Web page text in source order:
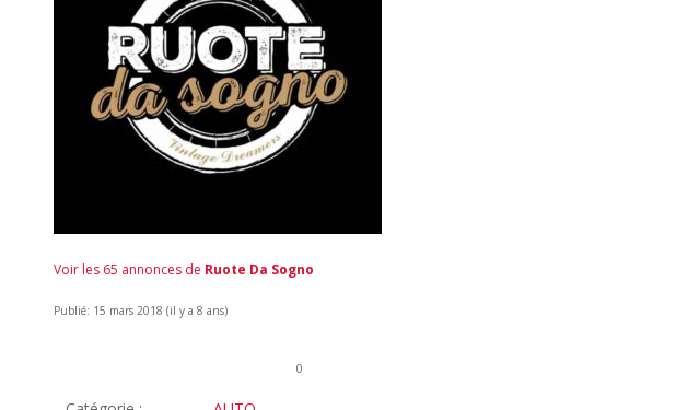
Voir les 65 annonces de Ruote Da Sogno
Publié: 15 mars 2018 (il y a 8 ans)
0